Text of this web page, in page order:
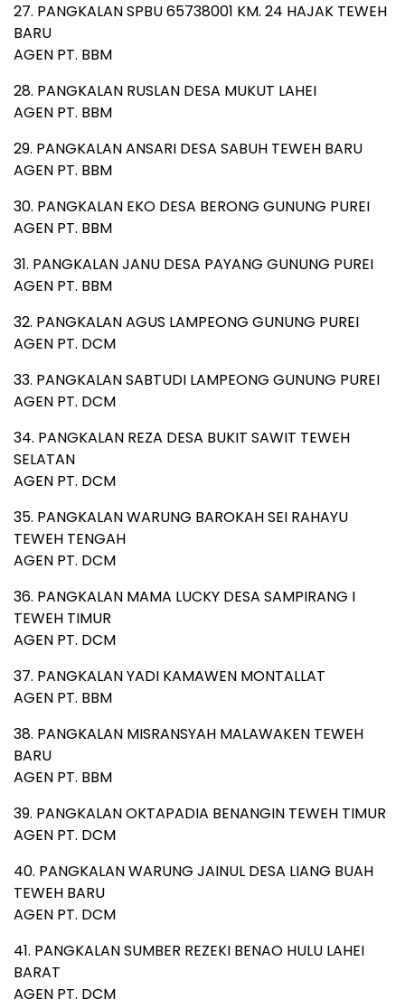
27. PANGKALAN SPBU 65738001 KM. 24 HAJAK TEWEH
BARU
AGEN PT. BBM
28. PANGKALAN RUSLAN DESA MUKUT LAHEI
AGEN PT. BBM
29. PANGKALAN ANSARI DESA SABUH TEWEH BARU
AGEN PT. BBM
30. PANGKALAN EKO DESA BERONG GUNUNG PUREI
AGEN PT. BBM
31. PANGKALAN JANU DESA PAYANG GUNUNG PUREI
AGEN PT. BBM
32. PANGKALAN AGUS LAMPEONG GUNUNG PUREI
AGEN PT. DCM
33. PANGKALAN SABTUDI LAMPEONG GUNUNG PUREI
AGEN PT. DCM
34. PANGKALAN REZA DESA BUKIT SAWIT TEWEH
SELATAN
AGEN PT. DCM
35. PANGKALAN WARUNG BAROKAH SEI RAHAYU
TEWEH TENGAH
AGEN PT. DCM
36. PANGKALAN MAMA LUCKY DESA SAMPIRANG I
TEWEH TIMUR
AGEN PT. DCM
37. PANGKALAN YADI KAMAWEN MONTALLAT
AGEN PT. BBM
38. PANGKALAN MISRANSYAH MALAWAKEN TEWEH
BARU
AGEN PT. BBM
39. PANGKALAN OKTAPADIA BENANGIN TEWEH TIMUR
AGEN PT. DCM
40. PANGKALAN WARUNG JAINUL DESA LIANG BUAH
TEWEH BARU
AGEN PT. DCM
41. PANGKALAN SUMBER REZEKI BENAO HULU LAHEI
BARAT
AGEN PT. DCM